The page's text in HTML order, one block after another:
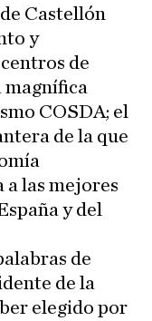
Castellón
y
de
magnífica
COSDA; el
de la que
a las mejores
y del
de
de la
elegido por